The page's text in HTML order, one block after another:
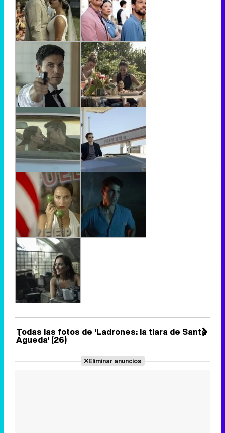
Todas las fotos de 'Ladrones: la tiara de Santa
Águeda' (26)
Eliminar anuncios